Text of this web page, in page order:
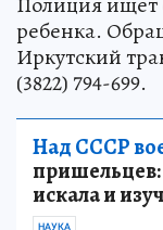
ребенка.
Иркутский
(3822) 794-699.
Над СССР
пришельцев:
искала и
НАУКА